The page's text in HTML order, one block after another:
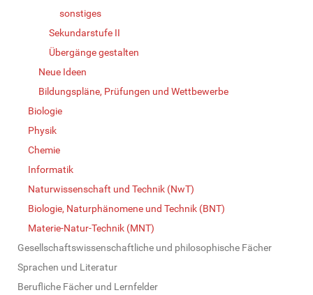
sonstiges
Sekundarstufe II
Übergänge gestalten
Neue Ideen
Bildungspläne, Prüfungen und Wettbewerbe
Biologie
Physik
Chemie
Informatik
Naturwissenschaft und Technik (NwT)
Biologie, Naturphänomene und Technik (BNT)
Materie-Natur-Technik (MNT)
Gesellschaftswissenschaftliche und philosophische Fächer
Sprachen und Literatur
Berufliche Fächer und Lernfelder